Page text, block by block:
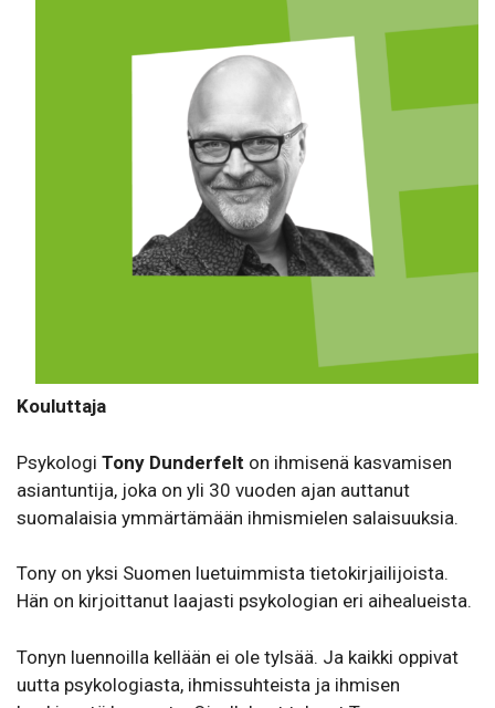
Kouluttaja
Psykologi Tony Dunderfelt on ihmisenä kasvamisen
asiantuntija, joka on yli 30 vuoden ajan auttanut
suomalaisia ymmärtämään ihmismielen salaisuuksia.
Tony on yksi Suomen luetuimmista tietokirjailijoista.
Hän on kirjoittanut laajasti psykologian eri aihealueista.
Tonyn luennoilla kellään ei ole tylsää. Ja kaikki oppivat
uutta psykologiasta, ihmissuhteista ja ihmisen